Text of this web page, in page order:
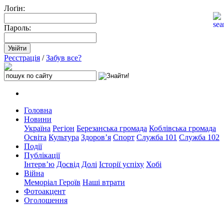
Лоґін:
Пароль:
Реєстрація /Забув все?
Головна
Новини
Україна Регіон Березанська громада Коблівська громада
Освіта Культура Здоров’я Спорт Служба 101 Служба 102
Події
Публікації
Інтерв’ю Досвід Долі Історії успіху Хобі
Війна
Меморіал Героїв Наші втрати
Фотоакцент
Оголошення